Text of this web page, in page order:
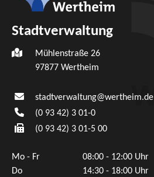
Stadtverwaltung
Mühlenstraße 26
97877 Wertheim
stadtverwaltung@wertheim.de
(0 93 42) 3 01-0
(0 93 42) 3 01-5 00
Mo - Fr
08:00 - 12:00 Uhr
Do
14:30 - 18:00 Uhr